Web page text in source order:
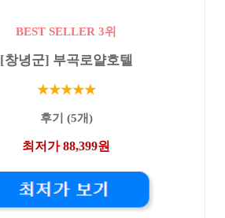
BEST SELLER 3위
[창녕군] 부곡로얄호텔
★★★★★
후기 (5개)
최저가 88,399원